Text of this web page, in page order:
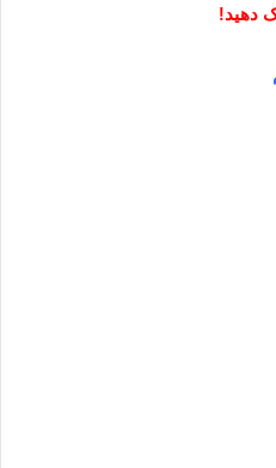
دهید!